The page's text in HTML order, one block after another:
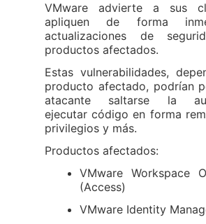
VMware advierte a sus
apliquen de forma
actualizaciones de
productos afectados.
Estas vulnerabilidades,
producto afectado, podrían
atacante saltarse la
ejecutar código en forma
privilegios y más.
Productos afectados:
VMware Workspace
(Access)
VMware Identity